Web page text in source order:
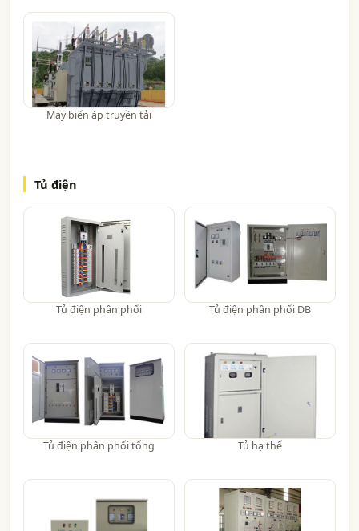
Máy biến áp truyền tải
Tủ điện
Tủ điện phân phối Tủ điện phân phối DB
Tủ điện phân phối tổng Tủ hạ thế